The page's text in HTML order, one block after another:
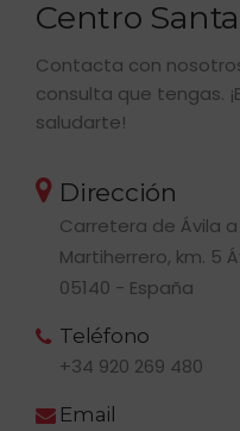
Centro
Contacta con
consulta que tengas.
saludarte!
Dirección
Carretera de Ávila a
Martiherrero, km. 5
05140 - España
Teléfono
+34 920 269 480
Email